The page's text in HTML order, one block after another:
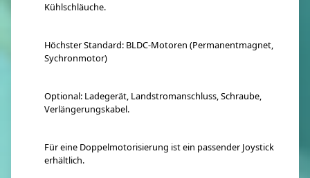
Kühlschläuche.
Höchster Standard: BLDC-Motoren (Permanentmagnet,
Sychronmotor)
Optional: Ladegerät, Landstromanschluss, Schraube,
Verlängerungskabel.
Für eine Doppelmotorisierung ist ein passender Joystick
erhältlich.